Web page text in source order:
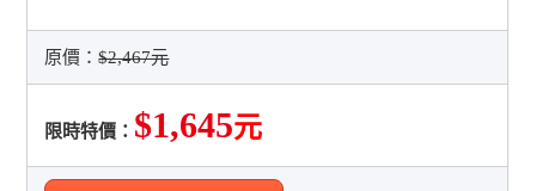
原價：$2,467元
限時特價： $1,645元